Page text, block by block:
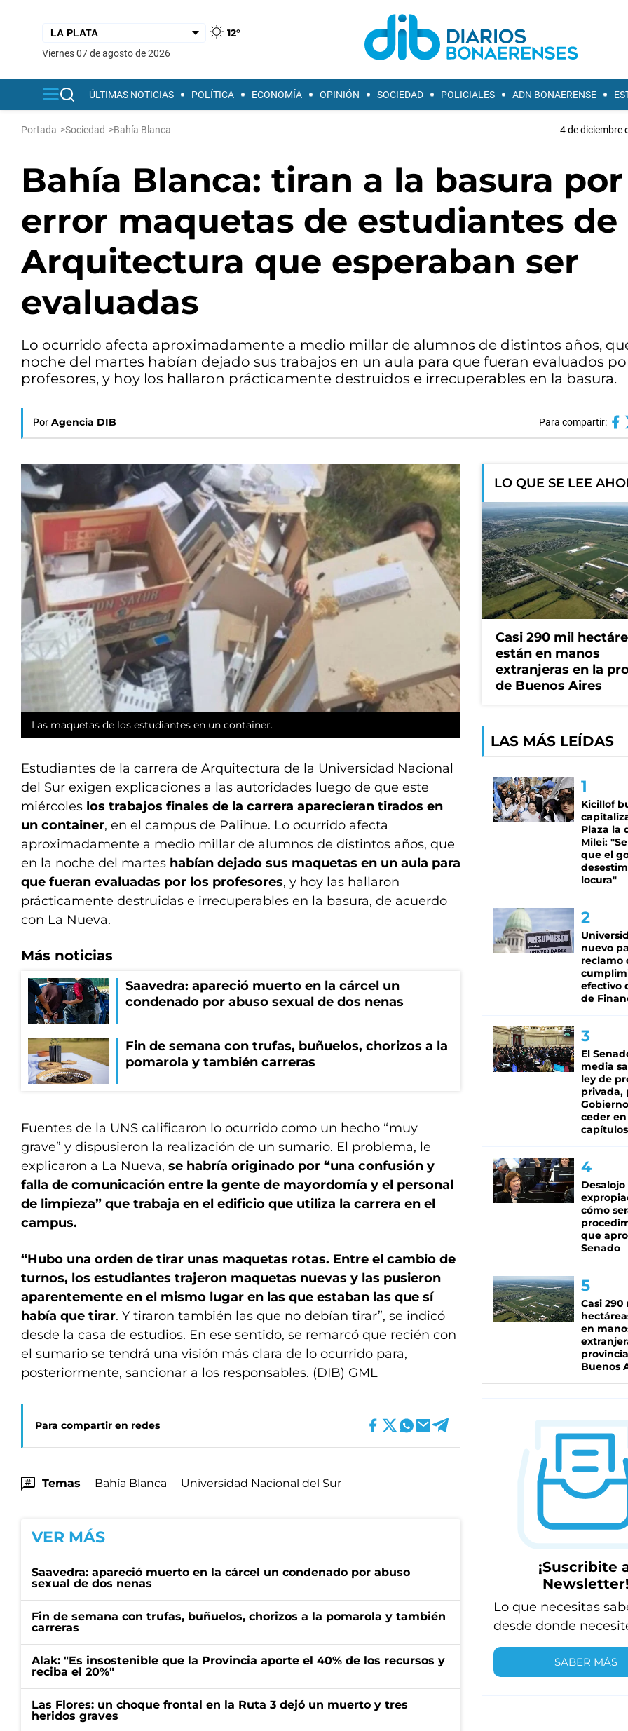
12°
viernes 07 de agosto de 2026
ÚLTIMAS NOTICIAS POLÍTICA ECONOMÍA OPINIÓN SOCIEDAD POLICIALES ADN BONAERENSE
Portada >Sociedad >Bahía Blanca 4 de diciembre
Bahía Blanca: tiran a la basura por
error maquetas de estudiantes de
Arquitectura que esperaban ser
evaluadas
Lo ocurrido afecta aproximadamente a medio millar de alumnos de distintos años,
noche del martes habían dejado sus trabajos en un aula para que fueran evaluados
profesores, y hoy los hallaron prácticamente destruidos e irrecuperables en la basura.
Por Agencia DIB Para compartir:
Las maquetas de los estudiantes en un container.
Estudiantes de la carrera de Arquitectura de la Universidad Nacional
del Sur exigen explicaciones a las autoridades luego de que este
miércoles los trabajos finales de la carrera aparecieran tirados en
un container, en el campus de Palihue. Lo ocurrido afecta
aproximadamente a medio millar de alumnos de distintos años, que
en la noche del martes habían dejado sus maquetas en un aula para
que fueran evaluadas por los profesores, y hoy las hallaron
prácticamente destruidas e irrecuperables en la basura, de acuerdo
con La Nueva.
Más noticias
Saavedra: apareció muerto en la cárcel un
condenado por abuso sexual de dos nenas
Fin de semana con trufas, buñuelos, chorizos a la
pomarola y también carreras
Fuentes de la UNS calificaron lo ocurrido como un hecho “muy
grave” y dispusieron la realización de un sumario. El problema, le
explicaron a La Nueva, se habría originado por “una confusión y
falla de comunicación entre la gente de mayordomía y el personal
de limpieza” que trabaja en el edificio que utiliza la carrera en el
campus.
“Hubo una orden de tirar unas maquetas rotas. Entre el cambio de
turnos, los estudiantes trajeron maquetas nuevas y las pusieron
aparentemente en el mismo lugar en las que estaban las que sí
había que tirar. Y tiraron también las que no debían tirar”, se indicó
desde la casa de estudios. En ese sentido, se remarcó que recién con
el sumario se tendrá una visión más clara de lo ocurrido para,
posteriormente, sancionar a los responsables. (DIB) GML
Para compartir en redes
Temas Bahía Blanca Universidad Nacional del Sur
VER MÁS
Saavedra: apareció muerto en la cárcel un condenado por abuso
sexual de dos nenas
Fin de semana con trufas, buñuelos, chorizos a la pomarola y también
carreras
Alak: "Es insostenible que la Provincia aporte el 40% de los recursos y
reciba el 20%"
Las Flores: un choque frontal en la Ruta 3 dejó un muerto y tres
heridos graves
LO QUE SE LEE
Casi 290 mil
están en manos
extranjeras en la
de Buenos Aires
LAS MÁS LEÍDAS
Kicillof
Plaza la
Milei:
que el
locura"
nuevo
reclamo
efectivo
de
El
media
ley de
privada,
ceder
capítulos
cómo
que
Senado
Casi 290
en
Buenos
¡Suscribite
Newsletter!
Lo que necesitas
desde donde
SABER MÁS